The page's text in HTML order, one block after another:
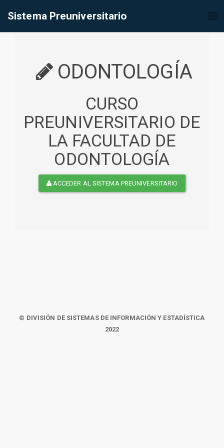
Sistema Preuniversitario
ODONTOLOGÍA
CURSO
PREUNIVERSITARIO DE
LA FACULTAD DE
ODONTOLOGÍA
ACCEDER AL SISTEMA PREUNIVERSITARIO
© DIVISIÓN DE SISTEMAS DE INFORMACIÓN Y ESTADÍSTICA
2022